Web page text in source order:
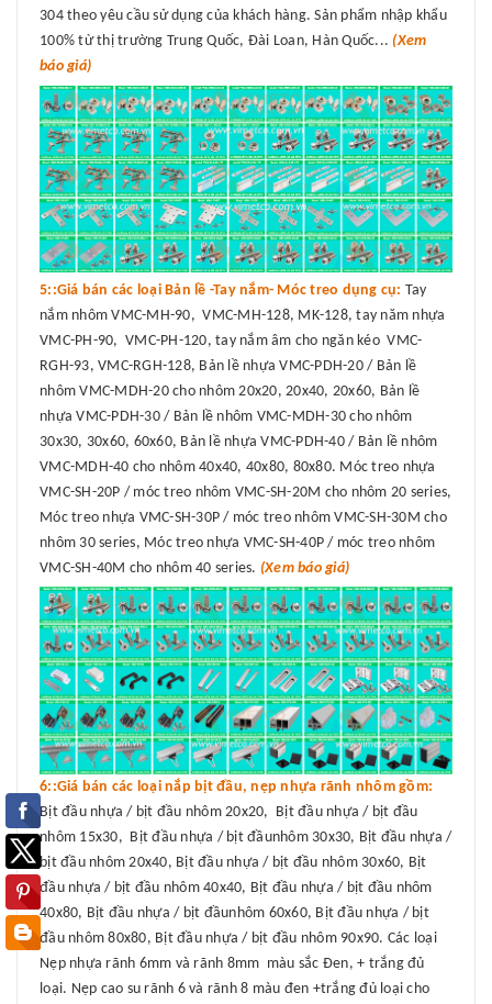
304 theo yêu cầu sử dụng của khách hàng. Sản phẩm nhập khẩu
100% từ thị trường Trung Quốc, Đài Loan, Hàn Quốc... (Xem
báo giá)
5::Giá bán các loại Bản lề -Tay nắm- Móc treo dụng cụ: Tay
nắm nhôm VMC-MH-90, VMC-MH-128, MK-128, tay năm nhựa
VMC-PH-90, VMC-PH-120, tay nắm âm cho ngăn kéo VMC-
RGH-93, VMC-RGH-128, Bản lề nhựa VMC-PDH-20 / Bản lề
nhôm VMC-MDH-20 cho nhôm 20x20, 20x40, 20x60, Bản lề
nhựa VMC-PDH-30 / Bản lề nhôm VMC-MDH-30 cho nhôm
30x30, 30x60, 60x60, Bản lề nhựa VMC-PDH-40 / Bản lề nhôm
VMC-MDH-40 cho nhôm 40x40, 40x80, 80x80. Móc treo nhựa
VMC-SH-20P / móc treo nhôm VMC-SH-20M cho nhôm 20 series,
Móc treo nhựa VMC-SH-30P / móc treo nhôm VMC-SH-30M cho
nhôm 30 series, Móc treo nhựa VMC-SH-40P / móc treo nhôm
VMC-SH-40M cho nhôm 40 series. (Xem báo giá)
6::Giá bán các loại nắp bịt đầu, nẹp nhựa rãnh nhôm gồm:
Bịt đầu nhựa / bịt đầu nhôm 20x20, Bịt đầu nhựa / bịt đầu
nhôm 15x30, Bịt đầu nhựa / bịt đầunhôm 30x30, Bịt đầu nhựa /
bịt đầu nhôm 20x40, Bịt đầu nhựa / bịt đầu nhôm 30x60, Bịt
đầu nhựa / bịt đầu nhôm 40x40, Bịt đầu nhựa / bịt đầu nhôm
40x80, Bịt đầu nhựa / bịt đầunhôm 60x60, Bịt đầu nhựa / bịt
đầu nhôm 80x80, Bịt đầu nhựa / bịt đầu nhôm 90x90. Các loại
Nẹp nhựa rãnh 6mm và rãnh 8mm màu sắc Đen, + trắng đủ
loại. Nẹp cao su rãnh 6 và rãnh 8 màu đen +trắng đủ loại cho